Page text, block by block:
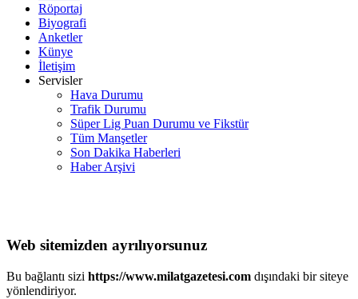
Röportaj
Biyografi
Anketler
Künye
İletişim
Servisler
Hava Durumu
Trafik Durumu
Süper Lig Puan Durumu ve Fikstür
Tüm Manşetler
Son Dakika Haberleri
Haber Arşivi
Web sitemizden ayrılıyorsunuz
Bu bağlantı sizi https://www.milatgazetesi.com dışındaki bir siteye
yönlendiriyor.